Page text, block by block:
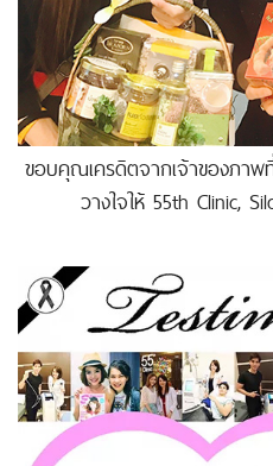
ขอบคุณเครดิตจากเจ้าของภา
วางใจให้ 55th Clinic,